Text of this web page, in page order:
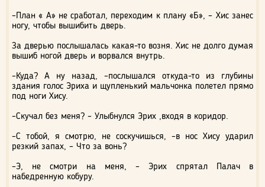
–План « А» не сработал, переходим к плану «Б», – Хис занес
ногу, чтобы вышибить дверь.
За дверью послышалась какая-то возня. Хис не долго думая
вышиб ногой дверь и ворвался внутрь.
–Куда? А ну назад, –послышался откуда-то из глубины
здания голос Эриха и щупленький мальчонка полетел прямо
под ноги Хису.
–Скучал без меня? – Улыбнулся Эрих ,входя в коридор.
–С тобой, я смотрю, не соскучишься, –в нос Хису ударил
резкий запах, – Что за вонь?
–Э, не смотри на меня, – Эрих спрятал Палач в
набедренную кобуру.